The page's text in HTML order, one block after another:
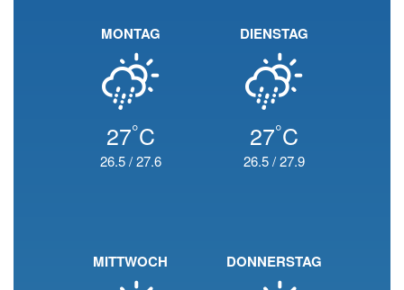
MONTAG
27°C
26.5/27.6
DIENSTAG
27°C
26.5/27.9
MITTWOCH DONNERSTAG